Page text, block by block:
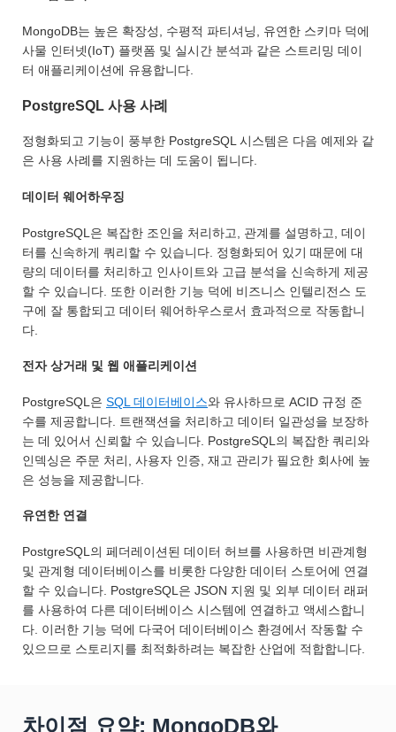
MongoDB는 높은 확장성, 수평적 파티셔닝, 유연한 스키마 덕에
사물 인터넷(IoT) 플랫폼 및 실시간 분석과 같은 스트리밍 데이
터 애플리케이션에 유용합니다.
PostgreSQL 사용 사례
정형화되고 기능이 풍부한 PostgreSQL 시스템은 다음 예제와 같
은 사용 사례를 지원하는 데 도움이 됩니다.
데이터 웨어하우징
PostgreSQL은 복잡한 조인을 처리하고, 관계를 설명하고, 데이
터를 신속하게 쿼리할 수 있습니다. 정형화되어 있기 때문에 대
량의 데이터를 처리하고 인사이트와 고급 분석을 신속하게 제공
할 수 있습니다. 또한 이러한 기능 덕에 비즈니스 인텔리전스 도
구에 잘 통합되고 데이터 웨어하우스로서 효과적으로 작동합니
다.
전자 상거래 및 웹 애플리케이션
PostgreSQL은 SQL 데이터베이스와 유사하므로 ACID 규정 준
수를 제공합니다. 트랜잭션을 처리하고 데이터 일관성을 보장하
는 데 있어서 신뢰할 수 있습니다. PostgreSQL의 복잡한 쿼리와
인덱싱은 주문 처리, 사용자 인증, 재고 관리가 필요한 회사에 높
은 성능을 제공합니다.
유연한 연결
PostgreSQL의 페더레이션된 데이터 허브를 사용하면 비관계형
및 관계형 데이터베이스를 비롯한 다양한 데이터 스토어에 연결
할 수 있습니다. PostgreSQL은 JSON 지원 및 외부 데이터 래퍼
를 사용하여 다른 데이터베이스 시스템에 연결하고 액세스합니
다. 이러한 기능 덕에 다국어 데이터베이스 환경에서 작동할 수
있으므로 스토리지를 최적화하려는 복잡한 산업에 적합합니다.
차이점 요약: MongoDB와